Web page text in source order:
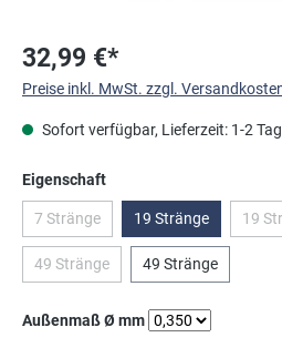
32,99 €*
Preise inkl. MwSt. zzgl.
Sofort verfügbar, Lieferzeit: 1-2
Eigenschaftauswählen
7 Stränge(Diese Option ist zurzeit nicht
19 Stränge 19
49 Stränge(Diese Option ist zurzeit nicht
49 Stränge
Außenmaß Ø mmauswählen